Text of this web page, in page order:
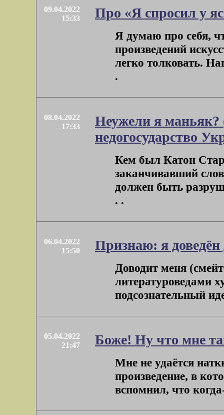
09.04.2022
15:33
Про «Я спросил у
Я думаю про себя,
произведений
легко толковать.
.
08.04.2022
17:33
Неужели я маньяк?
недогосударство
Кем был Катон
заканчивавший
должен быть
. .
06.04.2022
15:50
Признаю: я
Доводит меня
литературоведами
подсознательный
05.04.2022
21:47
Боже! Ну что мне
Мне не удаётся
произведение, в
вспомнил, что